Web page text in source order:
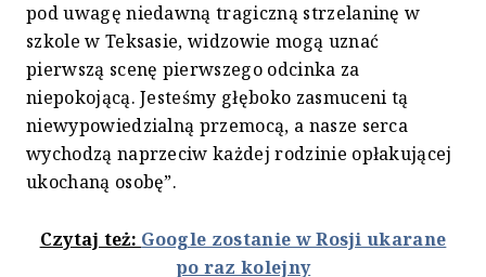
pod uwagę niedawną tragiczną strzelaninę w
szkole w Teksasie, widzowie mogą uznać
pierwszą scenę pierwszego odcinka za
niepokojącą. Jesteśmy głęboko zasmuceni tą
niewypowiedzialną przemocą, a nasze serca
wychodzą naprzeciw każdej rodzinie opłakującej
ukochaną osobę”.
Czytaj też: Google zostanie w Rosji ukarane
po raz kolejny